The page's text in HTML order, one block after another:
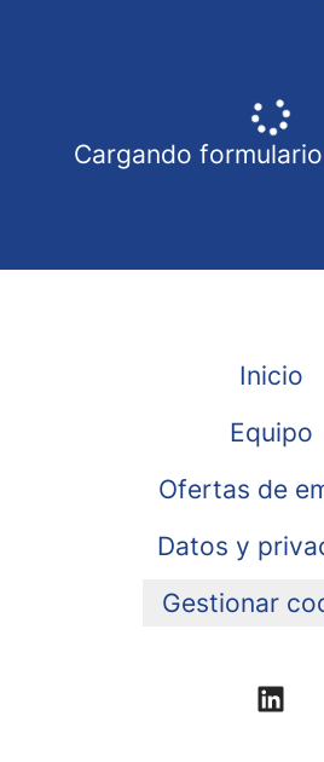
Cargando
Inicio
Equipo
Ofertas de
Datos y
Gestionar